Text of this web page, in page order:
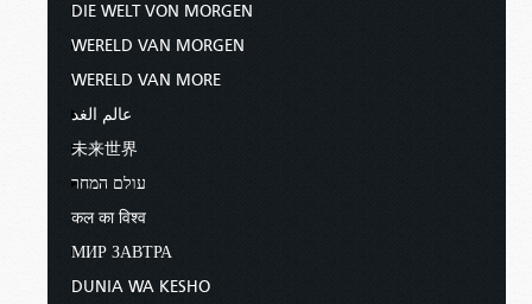
DIE WELT VON MORGEN
WERELD VAN MORGEN
WERELD VAN MORE
عالم الغد
未来世界
עולם המחר
कल का विश्व
МИР ЗАВТРА
DUNIA WA KESHO